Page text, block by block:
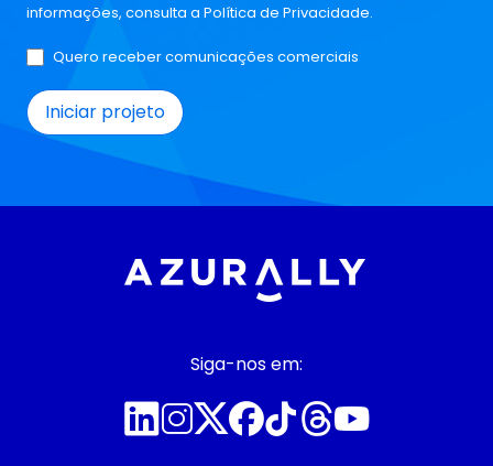
informações, consulta a Política de Privacidade.
Quero receber comunicações comerciais
Siga-nos em: